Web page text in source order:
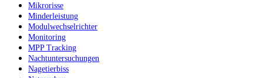
Mikrorisse
Minderleistung
Modulwechselrichter
Monitoring
MPP Tracking
Nachtuntersuchungen
Nagetierbiss